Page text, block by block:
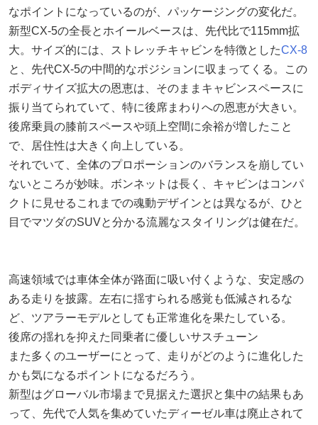
なポイントになっているのが、パッケージングの変化だ。
新型CX-5の全長とホイールベースは、先代比で115mm拡
大。サイズ的には、ストレッチキャビンを特徴としたCX-8
と、先代CX-5の中間的なポジションに収まってくる。この
ボディサイズ拡大の恩恵は、そのままキャビンスペースに
振り当てられていて、特に後席まわりへの恩恵が大きい。
後席乗員の膝前スペースや頭上空間に余裕が増したこと
で、居住性は大きく向上している。
それでいて、全体のプロポーションのバランスを崩してい
ないところが妙味。ボンネットは長く、キャビンはコンパ
クトに見せるこれまでの魂動デザインとは異なるが、ひと
目でマツダのSUVと分かる流麗なスタイリングは健在だ。
高速領域では車体全体が路面に吸い付くような、安定感の
ある走りを披露。左右に揺すられる感覚も低減されるな
ど、ツアラーモデルとしても正常進化を果たしている。
後席の揺れを抑えた同乗者に優しいサスチューン
また多くのユーザーにとって、走りがどのように進化した
かも気になるポイントになるだろう。
新型はグローバル市場まで見据えた選択と集中の結果もあ
って、先代で人気を集めていたディーゼル車は廃止されて